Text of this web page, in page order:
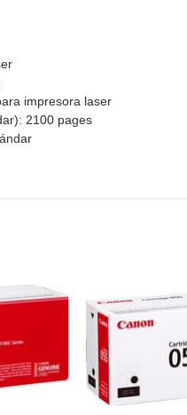
impresora laser
2100 pages